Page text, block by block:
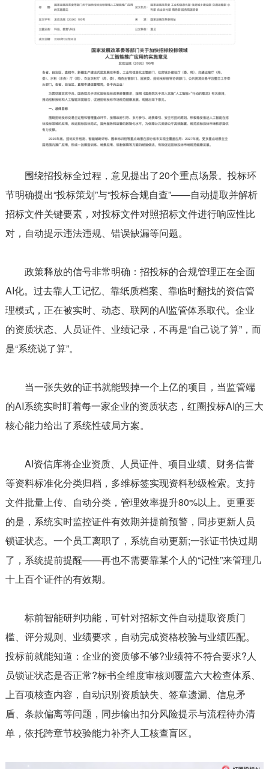
围绕招投标全过程，意见提出了20个重点场景。投标环
节明确提出“投标策划”与“投标合规自查”——自动提取并解析
招标文件关键要素，对投标文件对照招标文件进行响应性比
对，自动提示违法违规、错误缺漏等问题。
政策释放的信号非常明确：招投标的合规管理正在全面
AI化。过去靠人工记忆、靠纸质档案、靠临时翻找的资信管
理模式，正在被实时、动态、联网的AI监管体系取代。企业
的资质状态、人员证件、业绩记录，不再是“自己说了算”，而
是“系统说了算”。
当一张失效的证书就能毁掉一个上亿的项目，当监管端
的AI系统实时盯着每一家企业的资质状态，红圈投标AI的三大
核心能力给出了系统性破局方案。
AI资信库将企业资质、人员证件、项目业绩、财务信誉
等资料标准化分类归档，多维标签实现资料秒级检索。支持
文件批量上传、自动分类，管理效率提升80%以上。更重要
的是，系统实时监控证件有效期并提前预警，同步更新人员
锁证状态。一个员工离职了，系统自动更新;一张证书快过期
了，系统提前提醒——再也不需要靠某个人的“记性”来管理几
十上百个证件的有效期。
标前智能研判功能，可针对招标文件自动提取资质门
槛、评分规则、业绩要求，自动完成资格校验与业绩匹配。
投标前就能知道：企业的资质够不够?业绩符不符合要求?人
员锁证状态是否正常?标书全维度审核则覆盖六大检查体系、
上百项核查内容，自动识别资质缺失、签章遗漏、信息矛
盾、条款偏离等问题，同步输出扣分风险提示与流程待办清
单，依托跨章节校验能力补齐人工核查盲区。